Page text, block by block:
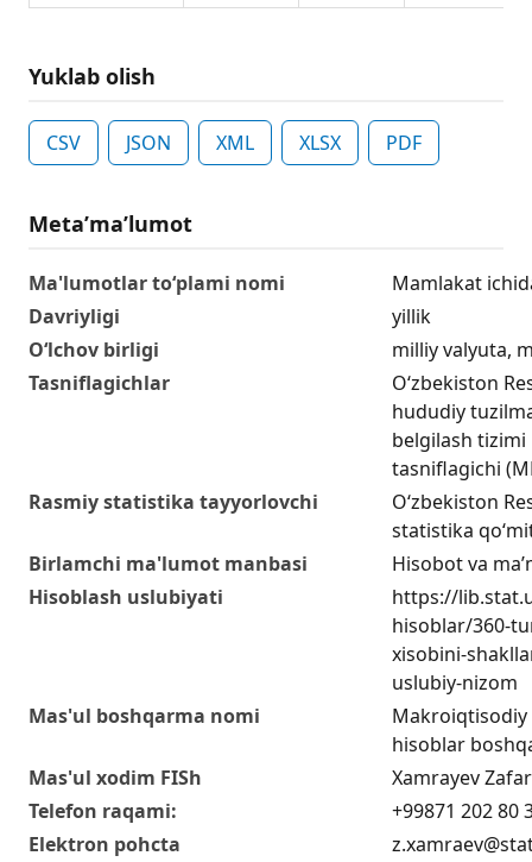
Yuklab olish
CSV JSON XML XLSX PDF
Metaʼmaʼlumot
Ma'lumotlar to‘plami nomi
Mamlakat
Davriyligi
yillik
O‘lchov birligi
milliy valyuta,
Tasniflagichlar
O‘zbekiston
hududiy
belgilash
tasniflagichi
Rasmiy statistika tayyorlovchi
O‘zbekiston
statistika
Birlamchi ma'lumot manbasi
Hisobot va
Hisoblash uslubiyati
https://
hisoblar/360-
xisobini-
uslubiy-nizom
Mas'ul boshqarma nomi
hisoblar
Mas'ul xodim FISh
Xamrayev
Telefon raqami:
+99871 202 80
Elektron pohcta